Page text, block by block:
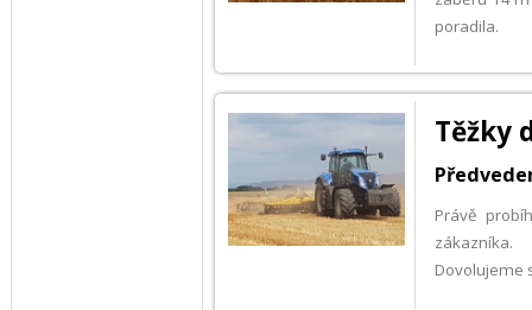
poradila.
Těžky
Právě
zákazníka.
Dovolujeme